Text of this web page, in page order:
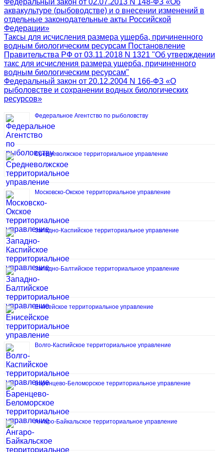
Федеральный закон от 02.07.2013 N 148-ФЗ «Об
аквакультуре (рыбоводстве) и о внесении изменений в
отдельные законодательные акты Российской
Федерации»
Таксы для исчисления размера ущерба, причиненного
водным биологическим ресурсам Постановление
Правительства РФ от 03.11.2018 N 1321 "Об утверждении
такс для исчисления размера ущерба, причиненного
водным биологическим ресурсам"
Федеральный закон от 20.12.2004 N 166-ФЗ «О
рыболовстве и сохранении водных биологических
ресурсов»
Федеральное Агентство по рыболовству
Средневолжское территориальное управление
Московско-Окское территориальное управление
Западно-Каспийское территориальное управление
Западно-Балтийское территориальное управление
Енисейское территориальное управление
Волго-Каспийское территориальное управление
Баренцево-Беломорское территориальное управление
Ангаро-Байкальское территориальное управление